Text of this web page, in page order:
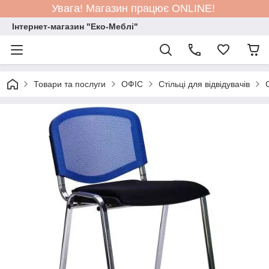
Увага! Магазин працює ONLINE!
Інтернет-магазин "Еко-Меблі"
Товари та послуги ОФІС Стільці для відвідувачів